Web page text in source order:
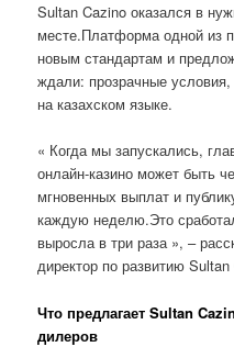
Sultan Cazino оказался в
месте.Платформа одной из
новым стандартам и
ждали: прозрачные
на казахском языке.
« Когда мы запускались,
онлайн-казино может быть
мгновенных выплат и
каждую неделю.Это
выросла в три раза », –
директор по развитию
Что предлагает Sultan
дилеров